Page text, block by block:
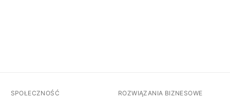
SPOŁECZNOŚĆ ROZWIĄZANIA BIZNESOWE